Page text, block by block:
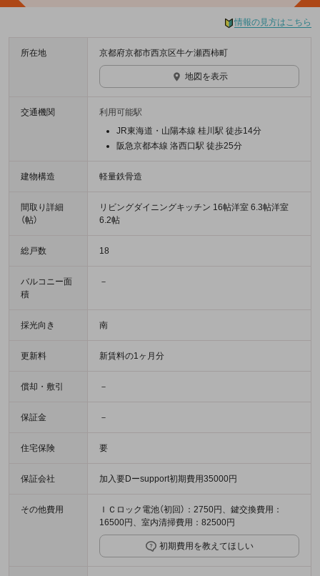
情報の見方はこちら
所在地 京都府京都市西京区牛ケ瀬西柿町
地図を表示
交通機関
利用可能駅
JR東海道・山陽本線 桂川駅 徒歩14分
阪急京都本線 洛西口駅 徒歩25分
建物構造 軽量鉄骨造
間取り詳細
（帖）
リビングダイニングキッチン 16帖洋室 6.3帖洋室
6.2帖
総戸数 18
バルコニー面
積
－
採光向き 南
更新料 新賃料の1ヶ月分
償却・敷引 －
保証金 －
住宅保険 要
保証会社 加入要Dーsupport初期費用35000円
その他費用
ＩＣロック電池（初回）：2750円、鍵交換費用：
16500円、室内清掃費用：82500円
初期費用を教えてほしい